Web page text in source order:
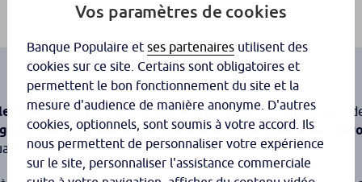
financement :c’est une opportunité pour nos agriculteurs
dans une démarche RSE et bénéficier d’une
de matériel à la CUMA.
Vos paramètres de cookies
Banque Populaire et ses partenaires utilisent des
cookies sur ce site. Certains sont obligatoires et
permettent le bon fonctionnement du site et la
mesure d'audience de manière anonyme. D'autres
cookies, optionnels, sont soumis à votre accord. Ils
nous permettent de personnaliser votre expérience
sur le site, personnaliser l'assistance commerciale